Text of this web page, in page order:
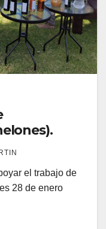
el trabajo de
28 de enero